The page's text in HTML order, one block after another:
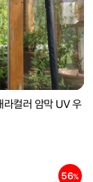
컬러 암막 UV 우
56%